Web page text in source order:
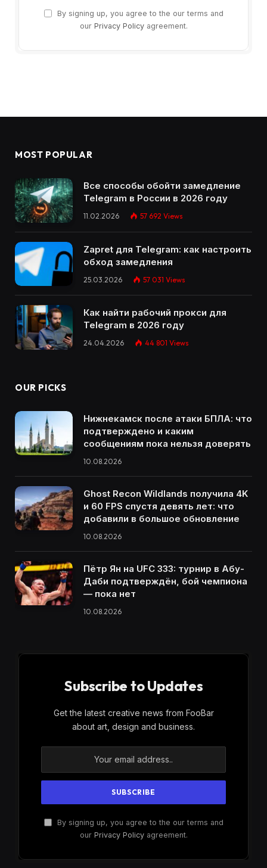
By signing up, you agree to the our terms and
our Privacy Policyagreement.
MOST POPULAR
Все способы обойти замедление
Telegram в России в 2026 году
11.02.2026 57 692 Views
Zapret для Telegram: как настроить
обход замедления
25.03.2026 57 031 Views
Как найти рабочий прокси для
Telegram в 2026 году
24.04.2026 44 801 Views
OUR PICKS
Нижнекамск после атаки БПЛА: что
подтверждено и каким
сообщениям пока нельзя доверять
10.08.2026
Ghost Recon Wildlands получила 4K
и 60 FPS спустя девять лет: что
добавили в большое обновление
10.08.2026
Пётр Ян на UFC 333: турнир в Абу-
Даби подтверждён, бой чемпиона
— пока нет
10.08.2026
Subscribe to Updates
Get the latest creative news from FooBar
about art, design and business.
By signing up, you agree to the our terms and
our Privacy Policyagreement.